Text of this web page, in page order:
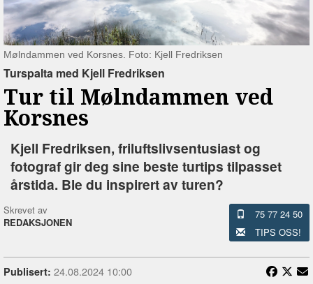
Mølndammen ved Korsnes. Foto: Kjell Fredriksen
Turspalta med Kjell Fredriksen
Tur til Mølndammen ved
Korsnes
Kjell Fredriksen, friluftslivsentusiast og
fotograf gir deg sine beste turtips tilpasset
årstida. Ble du inspirert av turen?
Skrevet av
REDAKSJONEN
75 77 24 50
TIPS OSS!
Publisert: 24.08.2024 10:00